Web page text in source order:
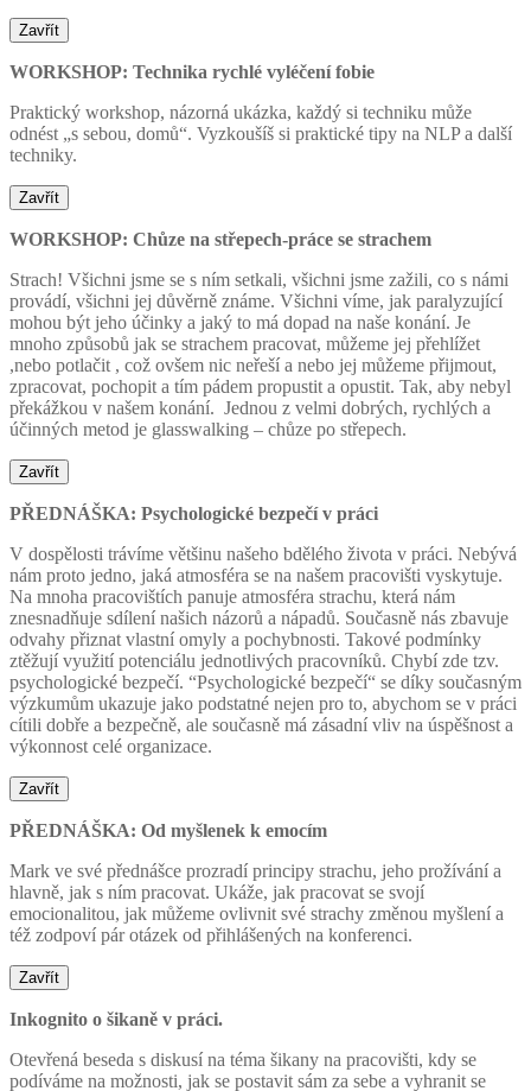
Zavřít
WORKSHOP: Technika rychlé vyléčení fobie
Praktický workshop, názorná ukázka, každý si techniku může
odnést „s sebou, domů“. Vyzkoušíš si praktické tipy na NLP a další
techniky.
Zavřít
WORKSHOP: Chůze na střepech-práce se strachem
Strach! Všichni jsme se s ním setkali, všichni jsme zažili, co s námi
provádí, všichni jej důvěrně známe. Všichni víme, jak paralyzující
mohou být jeho účinky a jaký to má dopad na naše konání. Je
mnoho způsobů jak se strachem pracovat, můžeme jej přehlížet
,nebo potlačit , což ovšem nic neřeší a nebo jej můžeme přijmout,
zpracovat, pochopit a tím pádem propustit a opustit. Tak, aby nebyl
překážkou v našem konání. Jednou z velmi dobrých, rychlých a
účinných metod je glasswalking – chůze po střepech.
Zavřít
PŘEDNÁŠKA: Psychologické bezpečí v práci
V dospělosti trávíme většinu našeho bdělého života v práci. Nebývá
nám proto jedno, jaká atmosféra se na našem pracovišti vyskytuje.
Na mnoha pracovištích panuje atmosféra strachu, která nám
znesnadňuje sdílení našich názorů a nápadů. Současně nás zbavuje
odvahy přiznat vlastní omyly a pochybnosti. Takové podmínky
ztěžují využití potenciálu jednotlivých pracovníků. Chybí zde tzv.
psychologické bezpečí. “Psychologické bezpečí“ se díky současným
výzkumům ukazuje jako podstatné nejen pro to, abychom se v práci
cítili dobře a bezpečně, ale současně má zásadní vliv na úspěšnost a
výkonnost celé organizace.
Zavřít
PŘEDNÁŠKA: Od myšlenek k emocím
Mark ve své přednášce prozradí principy strachu, jeho prožívání a
hlavně, jak s ním pracovat. Ukáže, jak pracovat se svojí
emocionalitou, jak můžeme ovlivnit své strachy změnou myšlení a
též zodpoví pár otázek od přihlášených na konferenci.
Zavřít
Inkognito o šikaně v práci.
Otevřená beseda s diskusí na téma šikany na pracovišti, kdy se
podíváme na možnosti, jak se postavit sám za sebe a vyhranit se